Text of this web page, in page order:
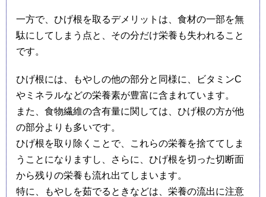
一方で、ひげ根を取るデメリットは、食材の一部を無
駄にしてしまう点と、その分だけ栄養も失われること
です。
ひげ根には、もやしの他の部分と同様に、ビタミンC
やミネラルなどの栄養素が豊富に含まれています。
また、食物繊維の含有量に関しては、ひげ根の方が他
の部分よりも多いです。
ひげ根を取り除くことで、これらの栄養を捨ててしま
うことになりますし、さらに、ひげ根を切った切断面
から残りの栄養も流れ出てしまいます。
特に、もやしを茹でるときなどは、栄養の流出に注意